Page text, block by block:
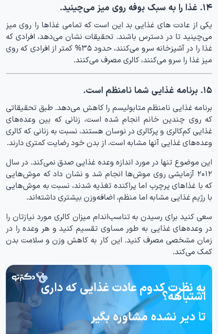
۱۴. غذا را به سبک بوفه روی میز می‌چینید.
یکی از عادت های غذایی بد این است که تمامی غذاها را روی میز
می‌چینید تا در دسترس باشند. تحقیقات نشان می‌دهد، افرادی که
غذا را در آشپزخانه سرو می‌کنند، حدود ۳۵% کمتر از افرادی که روی
میز غذا را سرو می‌کنند، کالری مصرف می‌کنند.
۱۵. برنامه غذایی شما نامنظم است.
برنامه غذایی نامنظم متابولیسم را کاهش می‌دهد. طبق تحقیقاتی
که روی چندین خانم انجام شده است، زنانی که بین وعده‌های
غذایی کم‌کالری و پرکالری در نوسان هستند، نسبت به زنانی که کالری
وعده‌های غذایی آنها مشابه است، از بدن خود رضایت کمتری دارند.
این موضوع تنها در مورد اندازه وعده غذایی صدق نمی‌کند. در سال
۲۰۱۲ آزمایشی روی موش‌ها انجام شد و نشان داد که موش‌هایی
که با غذاهای پرچرب اما پراکنده تغذیه شدند، نسبت به موش‌هایی
با رژیم غذایی مشابه اما منظم، اضافه‌وزن بیشتری داشته‌اند.
سعی کنید برای رسیدن به تناسب‌اندام میزان کالری مورد نیازتان را
در وعده‌های غذایی به طور مساوی تقسیم کنید و هر وعده را در
زمان مشخصی مصرف کنید. این کار به کاهش وزن و سلامت بدن
کمک می‌کند.
به نظرت کدوم عادت غذایی که داری
اشتباهه؟
تا دیر نشده مشاوره بگیر